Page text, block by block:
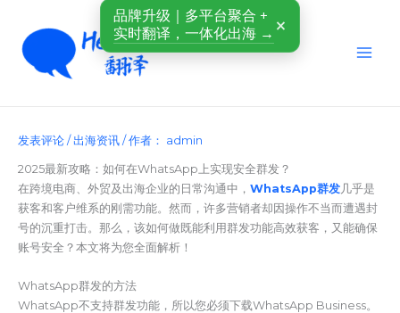
发表评论 /出海资讯/ 作者： admin
2025最新攻略：如何在WhatsApp上实现安全群发？
在跨境电商、外贸及出海企业的日常沟通中， WhatsApp群发几乎是
获客和客户维系的刚需功能。然而，许多营销者却因操作不当而遭遇封
号的沉重打击。那么，该如何做既能利用群发功能高效获客，又能确保
账号安全？本文将为您全面解析！
WhatsApp群发的方法
WhatsApp不支持群发功能，所以您必须下载WhatsApp Business。
品牌升级｜多平台聚合 +
实时翻译，一体化出海 → ×